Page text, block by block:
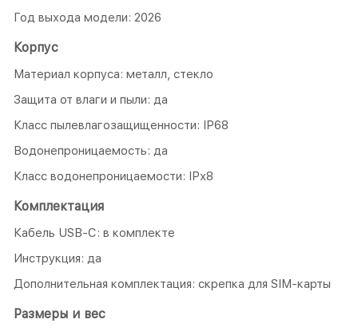
Год выхода модели: 2026
Корпус
Материал корпуса: металл, стекло
Защита от влаги и пыли: да
Класс пылевлагозащищенности: IP68
Водонепроницаемость: да
Класс водонепроницаемости: IPх8
Комплектация
Кабель USB-C: в комплекте
Инструкция: да
Дополнительная комплектация: скрепка для SIM-карты
Размеры и вес